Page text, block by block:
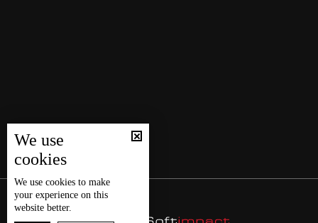
We use
cookies
We use cookies to make
your experience on this
website better.